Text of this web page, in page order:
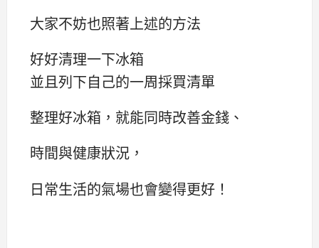
大家不妨也照著上述的方法
好好清理一下冰箱
並且列下自己的一周採買清單
整理好冰箱，就能同時改善金錢、
時間與健康狀況，
日常生活的氣場也會變得更好！